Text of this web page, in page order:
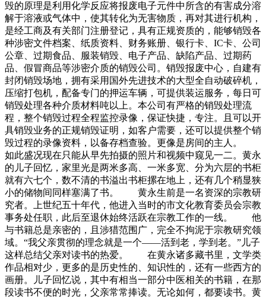
毁的原理是利用化学反应将报废电子元件中所含的有害成分溶
解于溶液或气体中，使其转化为无害物质，再对其进行机构，
是经工商及有关部门注册登记，具有正规资质的，能够销毁各
种涉密文件档案、纸质资料、财务账册、银行卡、IC卡、公司
公章、过期食品、服装销毁、电子产品、缺陷产品、过期药
品、假冒商品等涉密介质的销毁公司。销毁报废中心，自建有
封闭销毁场地，拥有采用国外先进技术的大型全自动破碎机，
压缩打包机，配备专门的押运车辆，可提供装运服务，每日可
销毁处理各种介质材料吨以上。本公司有严格的销毁处理流
程，整个销毁过程全程监控录像，保证快捷，专注。且可以开
具销毁业务的正规销毁证明，如客户需要，还可以提供整个销
毁过程的录像资料，以备存档查验。更像是房间的主人。
如此盛况现在只能从早先拍摄的照片和视频中窥见一二。黄永
的儿子回忆，家里光是两米多高、一米多宽、分为六层的书柜
就有六七个，数不清的书溢出书柜摞在地上，还有几个稍显狭
小的储物间同样塞满了书。 黄永生前是一名资深的宗教研
究者。上世纪五十年代，他进入当时的市文化教育委员会宗教
事务处任职，此后至退休始终活跃在宗教工作的一线。 他
与书籍总是亲密的，且涉猎范围广，完全不拘泥于宗教研究领
域。“我父亲贯彻的理念就是一个——活到老，学到老。”儿子
这样总结父亲对读书的热爱。 在黄永诸多藏书里，文学类
作品相对少，更多的是历史性的、知识性的，还有一些西方的
画册。儿子回忆说，其中有相当一部分中医相关的书籍，在那
段读书不便的时光，父亲常常捧读。无论如何，都要读书。黄